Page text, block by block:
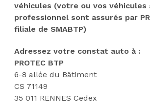
véhicules (votre ou vos véhicules
professionnel sont assurés par
filiale de SMABTP)
Adressez votre constat auto à :
PROTEC BTP
6-8 allée du Bâtiment
CS 71149
35 011 RENNES Cedex